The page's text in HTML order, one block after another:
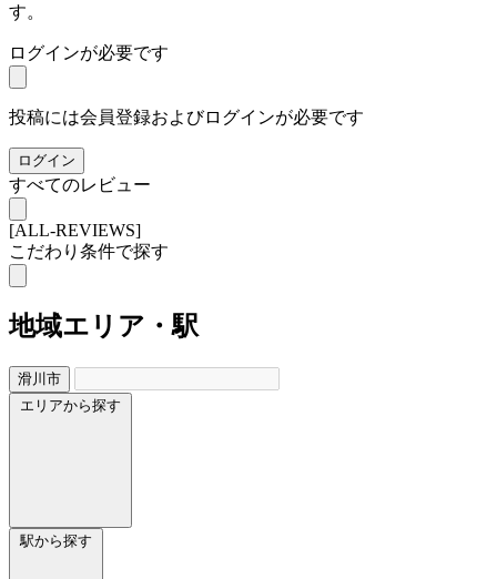
す。
ログインが必要です
投稿には会員登録およびログインが必要です
ログイン
すべてのレビュー
[ALL-REVIEWS]
こだわり条件で探す
地域エリア・駅
滑川市
エリアから探す
駅から探す